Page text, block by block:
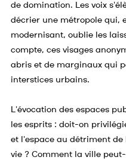
de domination. Les voix
décrier une métropole qui,
modernisant, oublie les
compte, ces visages
abris et de marginaux qui
interstices urbains.
L'évocation des espaces
les esprits : doit-on
et l'espace au détriment
vie ? Comment la ville